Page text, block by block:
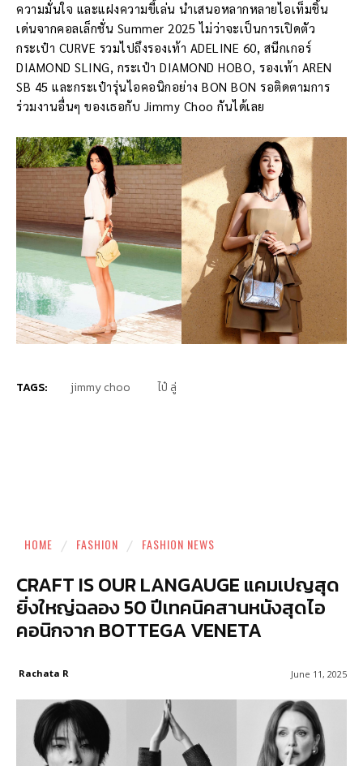
ความมั่นใจ และแฝงความขี้เล่น นำเสนอหลากหลายไอเท็มชิ้น
เด่นจากคอลเล็กชั่น Summer 2025 ไม่ว่าจะเป็นการเปิดตัว
กระเป๋า CURVE รวมไปถึงรองเท้า ADELINE 60, สนีกเกอร์
DIAMOND SLING, กระเป๋า DIAMOND HOBO, รองเท้า AREN
SB 45 และกระเป๋ารุ่นไอคอนิกอย่าง BON BON รอติดตามการ
ร่วมงานอื่นๆ ของเธอกับ Jimmy Choo กันได้เลย
TAGS: jimmy choo ไป๋ ลู่